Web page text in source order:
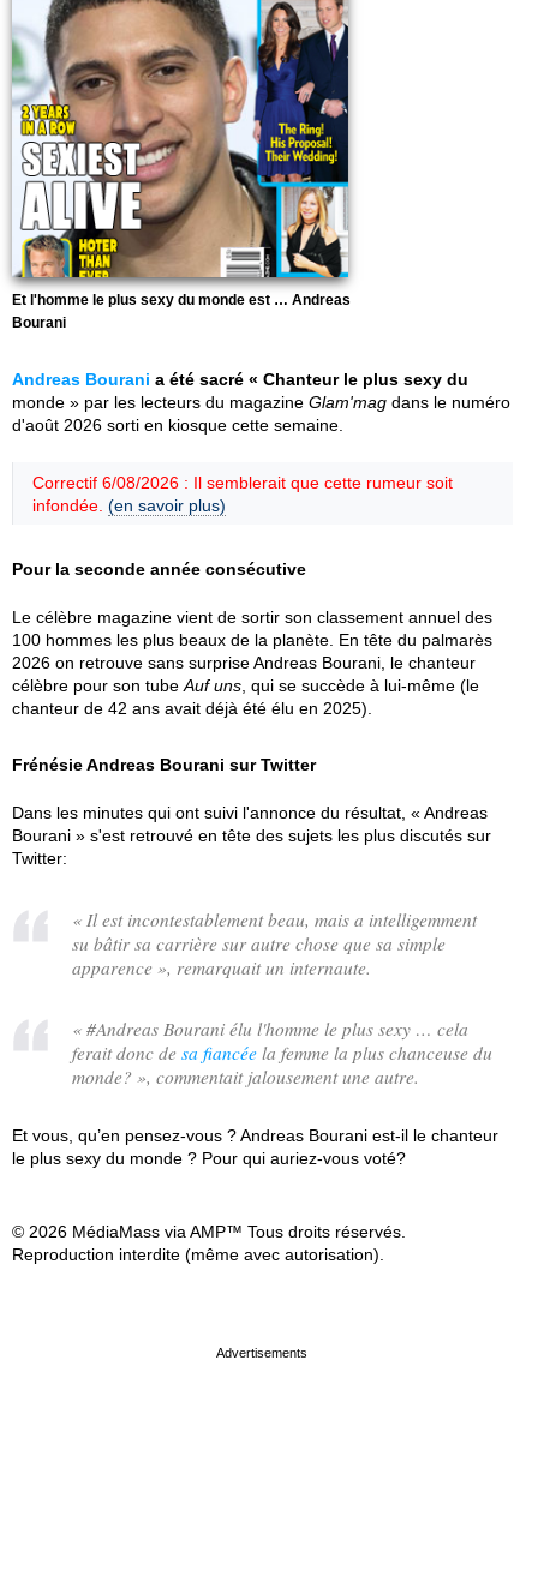
Et l'homme le plus sexy du monde est … Andreas
Bourani
Andreas Bourani a été sacré « Chanteur le plus sexy du
monde » par les lecteurs du magazine Glam'mag dans le numéro
d'août 2026 sorti en kiosque cette semaine.
Correctif 6/08/2026 : Il semblerait que cette rumeur soit
infondée. (en savoir plus)
Pour la seconde année consécutive
Le célèbre magazine vient de sortir son classement annuel des
100 hommes les plus beaux de la planète. En tête du palmarès
2026 on retrouve sans surprise Andreas Bourani, le chanteur
célèbre pour son tube Auf uns , qui se succède à lui-même (le
chanteur de 42 ans avait déjà été élu en 2025).
Frénésie Andreas Bourani sur Twitter
Dans les minutes qui ont suivi l'annonce du résultat, « Andreas
Bourani » s'est retrouvé en tête des sujets les plus discutés sur
Twitter:
« Il est incontestablement beau, mais a intelligemment
su bâtir sa carrière sur autre chose que sa simple
apparence », remarquait un internaute.
« #Andreas Bourani élu l'homme le plus sexy … cela
ferait donc de sa fiancée la femme la plus chanceuse du
monde? », commentait jalousement une autre.
Et vous, qu’en pensez-vous ? Andreas Bourani est-il le chanteur
le plus sexy du monde ? Pour qui auriez-vous voté?
© 2026 MédiaMass via AMP™ Tous droits réservés.
Reproduction interdite (même avec autorisation).